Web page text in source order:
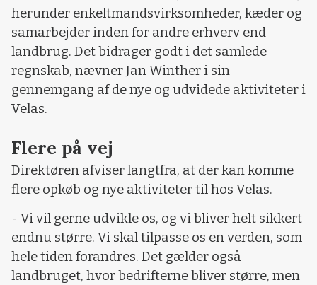
herunder enkeltmandsvirksomheder, kæder og
samarbejder inden for andre erhverv end
landbrug. Det bidrager godt i det samlede
regnskab, nævner Jan Winther i sin
gennemgang af de nye og udvidede aktiviteter i
Velas.
Flere på vej
Direktøren afviser langtfra, at der kan komme
flere opkøb og nye aktiviteter til hos Velas.
- Vi vil gerne udvikle os, og vi bliver helt sikkert
endnu større. Vi skal tilpasse os en verden, som
hele tiden forandres. Det gælder også
landbruget, hvor bedrifterne bliver større, men